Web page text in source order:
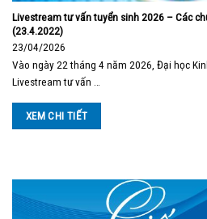
Livestream tư vấn tuyển sinh 2026 – Các
(23.4.2022)
23/04/2026
Vào ngày 22 tháng 4 năm 2026, Đại học
Livestream tư vấn …
XEM CHI TIẾT